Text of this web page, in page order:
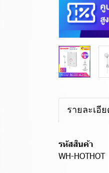
รายละเอี
รหัสสินค้า
WH-HOTHOT